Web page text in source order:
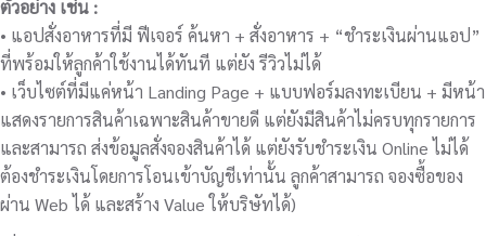
ตัวอย่าง เช่น :
• แอปสั่งอาหารที่มี ฟีเจอร์ ค้นหา + สั่งอาหาร + “ชำระเงินผ่านแอป”
ที่พร้อมให้ลูกค้าใช้งานได้ทันที แต่ยัง รีวิวไม่ได้
• เว็บไซต์ที่มีแค่หน้า Landing Page + แบบฟอร์มลงทะเบียน + มีหน้า
แสดงรายการสินค้าเฉพาะสินค้าขายดี แต่ยังมีสินค้าไม่ครบทุกรายการ
และสามารถ ส่งข้อมูลสั่งจองสินค้าได้ แต่ยังรับชำระเงิน Online ไม่ได้
ต้องชำระเงินโดยการโอนเข้าบัญชีเท่านั้น ลูกค้าสามารถ จองซื้อของ
ผ่าน Web ได้ และสร้าง Value ให้บริษัทได้)